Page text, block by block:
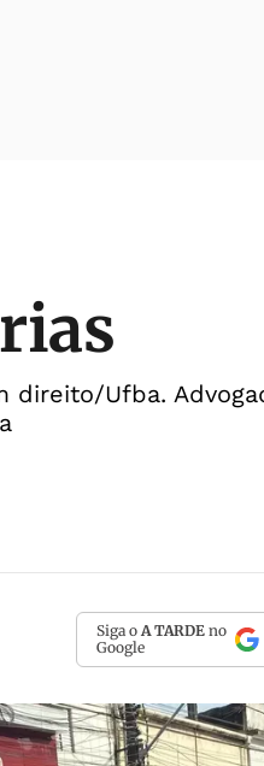
direito/Ufba.
Siga o A TARDE no
Google